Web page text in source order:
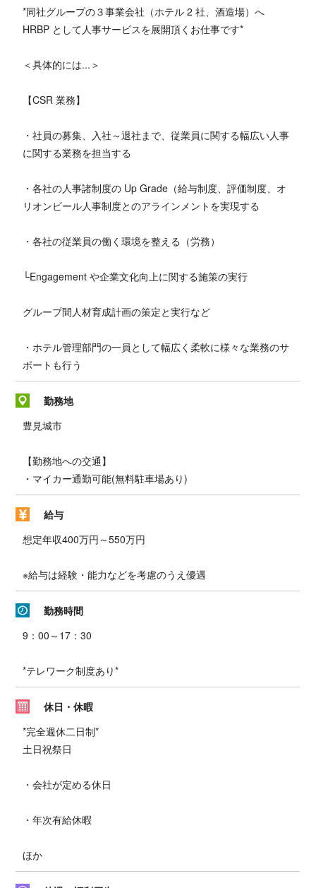
*同社グループの３事業会社（ホテル 2 社、酒造場）へ
HRBP として人事サービスを展開頂くお仕事です*
＜具体的には...＞
【CSR 業務】
・社員の募集、入社～退社まで、従業員に関する幅広い人事
に関する業務を担当する
・各社の人事諸制度の Up Grade（給与制度、評価制度、オ
リオンビール人事制度とのアラインメントを実現する
・各社の従業員の働く環境を整える（労務）
└Engagement や企業文化向上に関する施策の実行
グループ間人材育成計画の策定と実行など
・ホテル管理部門の一員として幅広く柔軟に様々な業務のサ
ポートも行う
勤務地
豊見城市
【勤務地への交通】
・マイカー通勤可能(無料駐車場あり)
給与
想定年収400万円～550万円
※給与は経験・能力などを考慮のうえ優遇
勤務時間
9：00～17：30
*テレワーク制度あり*
休日・休暇
*完全週休二日制*
土日祝祭日
・会社が定める休日
・年次有給休暇
ほか